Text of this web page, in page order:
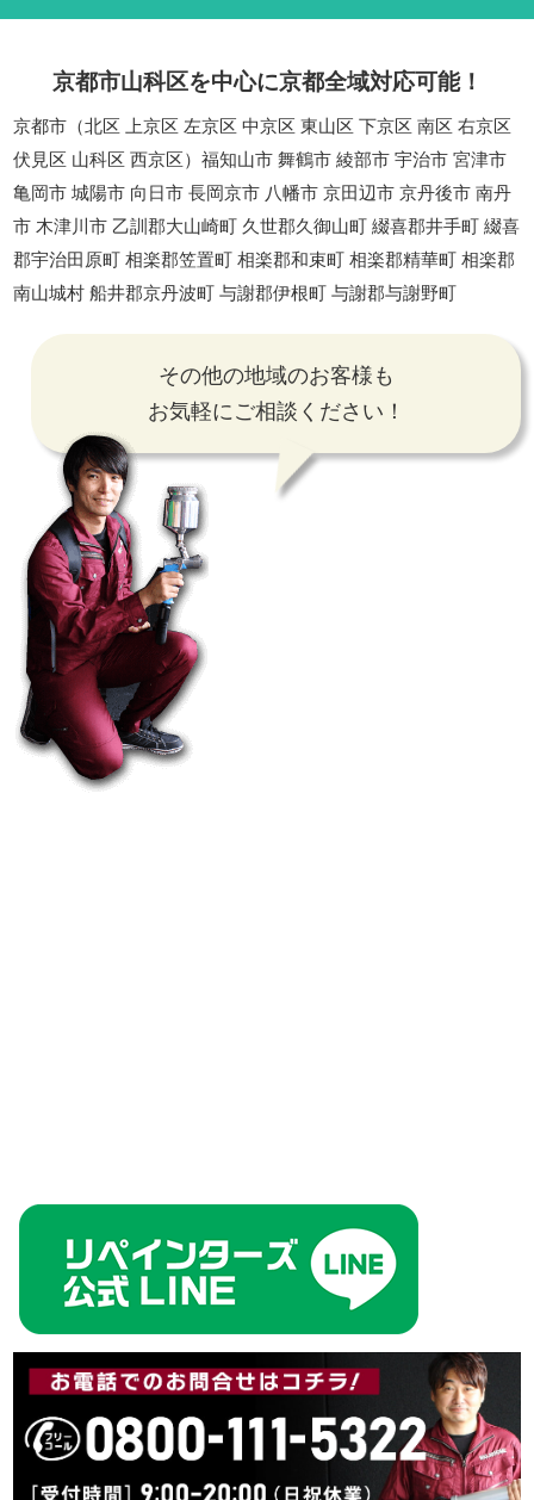
京都市山科区を中心に京都全域対応可能！
京都市（北区 上京区 左京区 中京区 東山区 下京区 南区 右京区
伏見区 山科区 西京区）福知山市 舞鶴市 綾部市 宇治市 宮津市
亀岡市 城陽市 向日市 長岡京市 八幡市 京田辺市 京丹後市 南丹
市 木津川市 乙訓郡大山崎町 久世郡久御山町 綴喜郡井手町 綴喜
郡宇治田原町 相楽郡笠置町 相楽郡和束町 相楽郡精華町 相楽郡
南山城村 船井郡京丹波町 与謝郡伊根町 与謝郡与謝野町
その他の地域のお客様も
お気軽にご相談ください！